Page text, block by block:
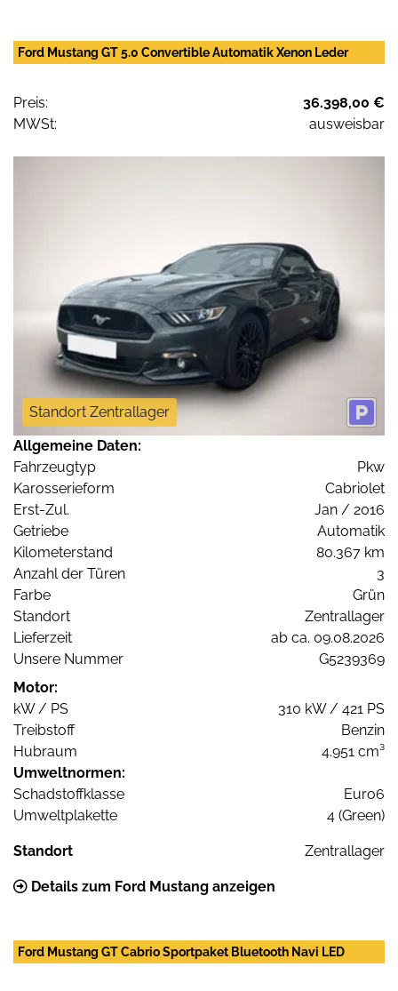
Ford Mustang GT 5.0 Convertible Automatik Xenon Leder
Preis:
36.398,00 €
MWSt:
ausweisbar
Standort Zentrallager
Allgemeine Daten:
Fahrzeugtyp
Pkw
Karosserieform
Cabriolet
Erst-Zul.
Jan / 2016
Getriebe
Automatik
Kilometerstand
80.367 km
Anzahl der Türen
3
Farbe
Grün
Standort
Zentrallager
Lieferzeit
ab ca. 09.08.2026
Unsere Nummer
G5239369
Motor:
kW / PS
310 kW / 421 PS
Treibstoff
Benzin
Hubraum
4.951 cm³
Umweltnormen:
Schadstoffklasse
Euro6
Umweltplakette
4 (Green)
Standort Zentrallager
Details zum Ford Mustang anzeigen
Ford Mustang GT Cabrio Sportpaket Bluetooth Navi LED